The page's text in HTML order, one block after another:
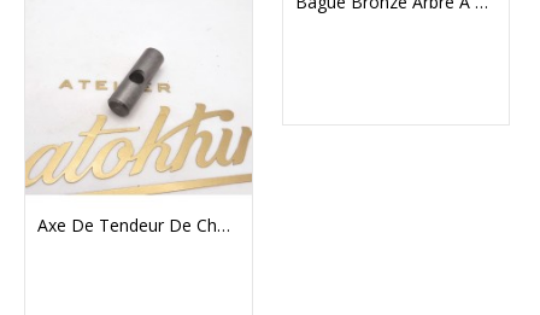
Axe De Tendeur De Chaine Primaire Triumph 500 Et 650 (1966-73) + T150